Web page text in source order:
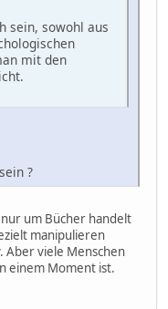
sein, sowohl aus
mit den
?
nur um Bücher handelt
manipulieren
Aber viele Menschen
einem Moment ist.